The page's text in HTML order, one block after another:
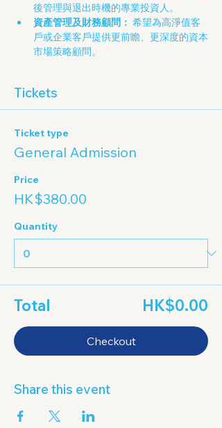
後管理與退出時機的專業投資人。
資產管理及財務顧問： 希望為高淨值客
戶或企業客戶提供更前瞻、更深度的資本
市場策略顧問。
Tickets
Ticket type
General Admission
Price
HK$380.00
Quantity
Total HK$0.00
Checkout
Share this event